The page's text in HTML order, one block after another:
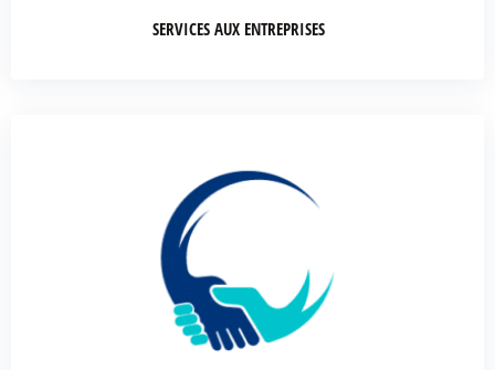
SERVICES AUX ENTREPRISES